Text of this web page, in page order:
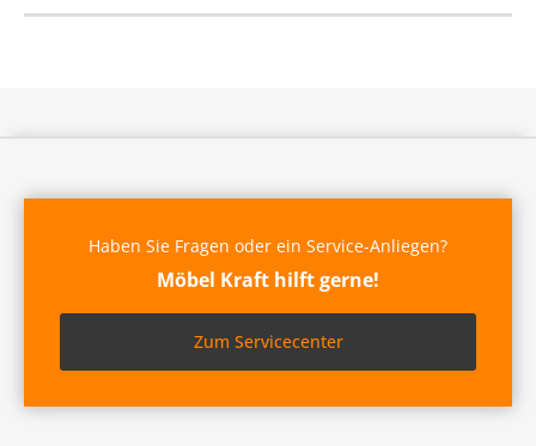
Haben Sie Fragen oder ein Service-Anliegen?
Möbel Kraft hilft gerne!
Zum Servicecenter